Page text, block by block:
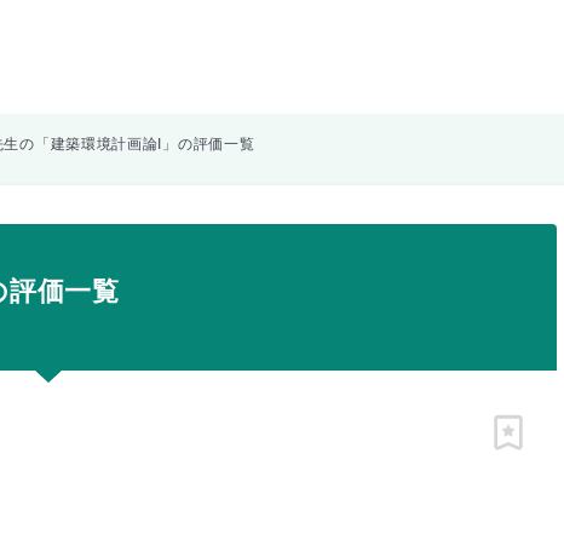
生の「建築環境計画論I」の評価一覧
評価一覧
ピン留め